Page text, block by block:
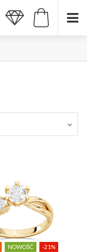
NOWOŚĆ -21%